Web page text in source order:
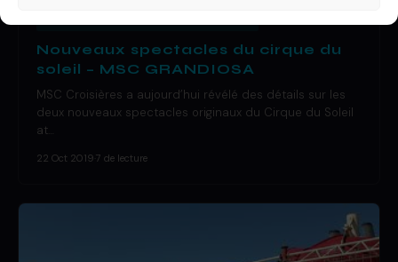
Nouveaux spectacles du cirque du
soleil – MSC GRANDIOSA
MSC Croisières a aujourd’hui révélé des détails sur les
deux nouveaux spectacles originaux du Cirque du Soleil
at…
22 Oct 2019 7 de lecture